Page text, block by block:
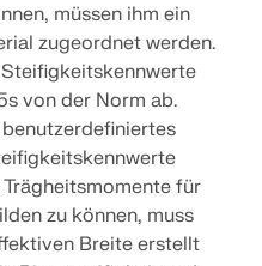
Zonenkarten zur
seismischen Daten.
müssen ihm ein
zugeordnet werden.
von der Norm ab.
benutzerdefiniertes
für
zu können, muss
Breite erstellt